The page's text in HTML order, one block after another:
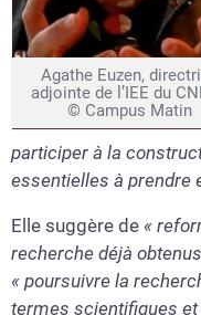
Agathe Euzen,
adjointe de l’IEE du
© Campus Matin
participer à la
essentielles à prendre
Elle suggère de «
recherche déjà
« poursuivre la
termes scientifiques et